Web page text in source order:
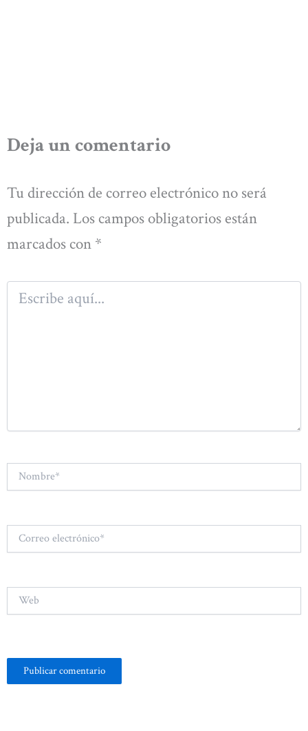
Deja un comentario
Tu dirección de correo electrónico no será
publicada. Los campos obligatorios están
marcados con *
Escribe
aquí...
Nombre*
Correo
electrónico*